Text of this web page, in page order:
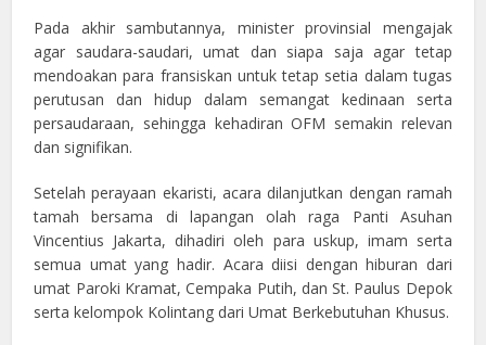
Pada akhir sambutannya, minister provinsial mengajak
agar saudara-saudari, umat dan siapa saja agar tetap
mendoakan para fransiskan untuk tetap setia dalam tugas
perutusan dan hidup dalam semangat kedinaan serta
persaudaraan, sehingga kehadiran OFM semakin relevan
dan signifikan.
Setelah perayaan ekaristi, acara dilanjutkan dengan ramah
tamah bersama di lapangan olah raga Panti Asuhan
Vincentius Jakarta, dihadiri oleh para uskup, imam serta
semua umat yang hadir. Acara diisi dengan hiburan dari
umat Paroki Kramat, Cempaka Putih, dan St. Paulus Depok
serta kelompok Kolintang dari Umat Berkebutuhan Khusus.